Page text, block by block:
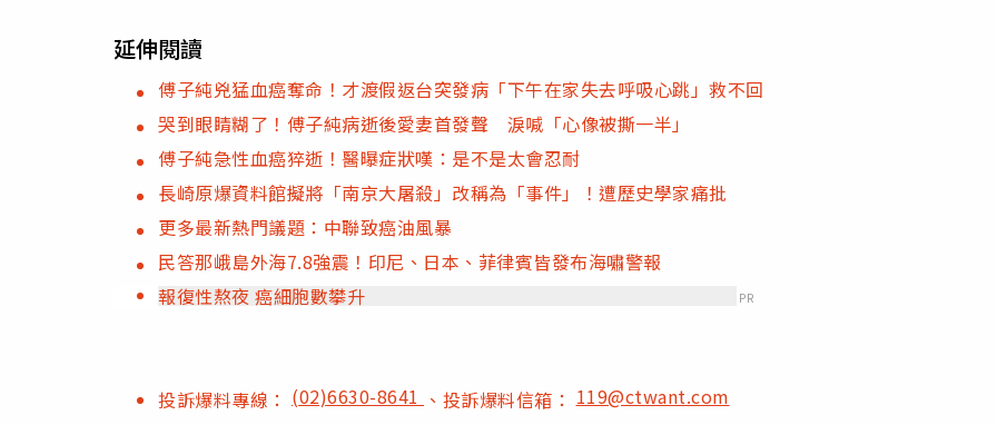
延伸閱讀
傅子純兇猛血癌奪命！才渡假返台突發病「下午在家失去呼吸心跳」救不回
哭到眼睛糊了！傅子純病逝後愛妻首發聲 淚喊「心像被撕一半」
傅子純急性血癌猝逝！醫曝症狀嘆：是不是太會忍耐
長崎原爆資料館擬將「南京大屠殺」改稱為「事件」！遭歷史學家痛批
更多最新熱門議題：中聯致癌油風暴
民答那峨島外海7.8強震！印尼、日本、菲律賓皆發布海嘯警報
報復性熬夜 癌細胞數攀升
PR
投訴爆料專線： (02)6630-8641 、投訴爆料信箱：119@ctwant.com